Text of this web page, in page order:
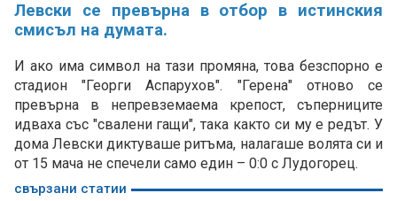
Левски се превърна в отбор в истинския
смисъл на думата.
И ако има символ на тази промяна, това безспорно е
стадион "Георги Аспарухов". "Герена" отново се
превърна в непревземаема крепост, съперниците
идваха със "свалени гащи", така както си му е редът. У
дома Левски диктуваше ритъма, налагаше волята си и
от 15 мача не спечели само един – 0:0 с Лудогорец.
свързани статии